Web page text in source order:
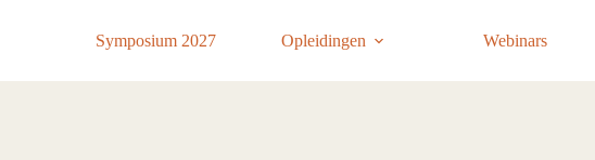
Symposium 2027 Opleidingen Webinars